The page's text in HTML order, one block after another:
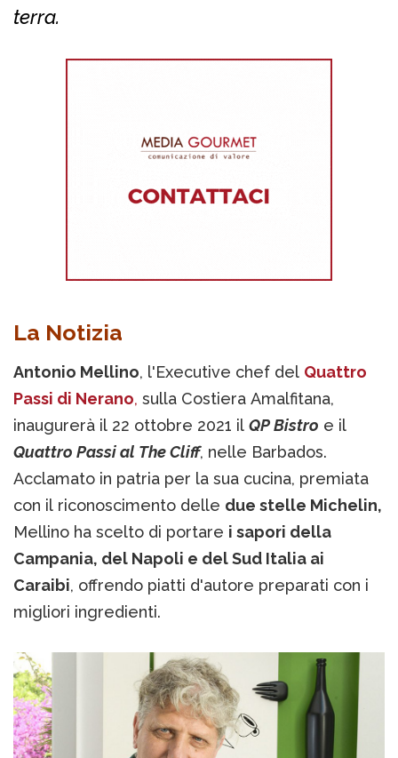
terra.
La Notizia
Antonio Mellino, l'Executive chef del Quattro
Passi di Nerano, sulla Costiera Amalfitana,
inaugurerà il 22 ottobre 2021 il QP Bistro e il
Quattro Passi al The Cliff, nelle Barbados.
Acclamato in patria per la sua cucina, premiata
con il riconoscimento delle due stelle Michelin,
Mellino ha scelto di portare i sapori della
Campania, del Napoli e del Sud Italia ai
Caraibi, offrendo piatti d'autore preparati con i
migliori ingredienti.